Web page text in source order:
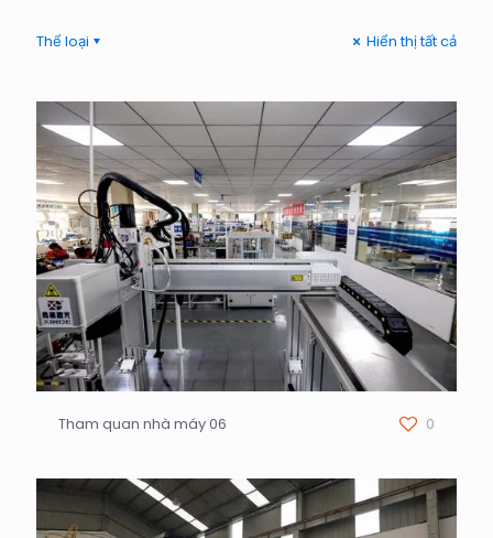
Thể loại Hiển thị tất cả
Tham quan nhà máy 06 0